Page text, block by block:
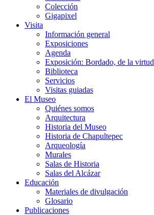
Colección
Gigapixel
Visita
Información general
Exposiciones
Agenda
Exposición: Bordado, de la virtud
Biblioteca
Servicios
Visitas guiadas
El Museo
Quiénes somos
Arquitectura
Historia del Museo
Historia de Chapultepec
Arqueología
Murales
Salas de Historia
Salas del Alcázar
Educación
Materiales de divulgación
Glosario
Publicaciones